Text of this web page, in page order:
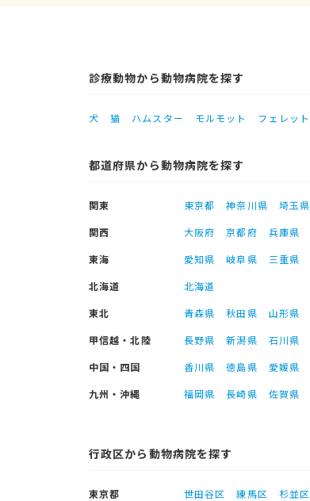
診療動物から動物病院を探す
犬 猫 ハムスター モルモット フェレット
都道府県から動物病院を探す
関東 東京都 神奈川県 埼玉県
関西
大阪府 京都府 兵庫県
東海
愛知県 岐阜県 三重県
北海道
北海道
東北
青森県 秋田県 山形県
甲信越・北陸
長野県 新潟県 石川県
中国・四国
香川県 徳島県 愛媛県
九州・沖縄
福岡県 長崎県 佐賀県
行政区から動物病院を探す
東京都 世田谷区 練馬区 杉並区